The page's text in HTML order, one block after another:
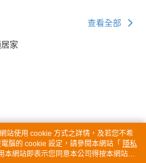
查看全部
家
站使用 cookie 方式之詳情，及若您不希
腦的 cookie 設定，請參閱本網站「 隱私
本網站即表示您同意本公司得按本網站使